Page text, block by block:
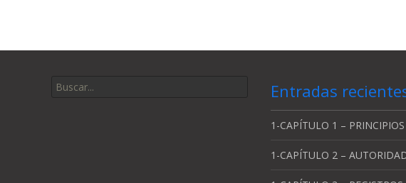
entradas
por:
Entradas
1-CAPÍTULO 1 – PRINCIPIOS
1-CAPÍTULO 2 –